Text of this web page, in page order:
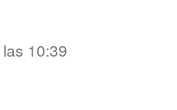
10:39